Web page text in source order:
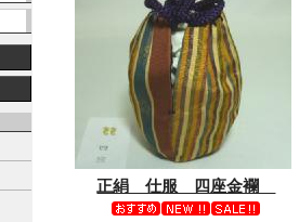
正絹 仕服 四座金襴